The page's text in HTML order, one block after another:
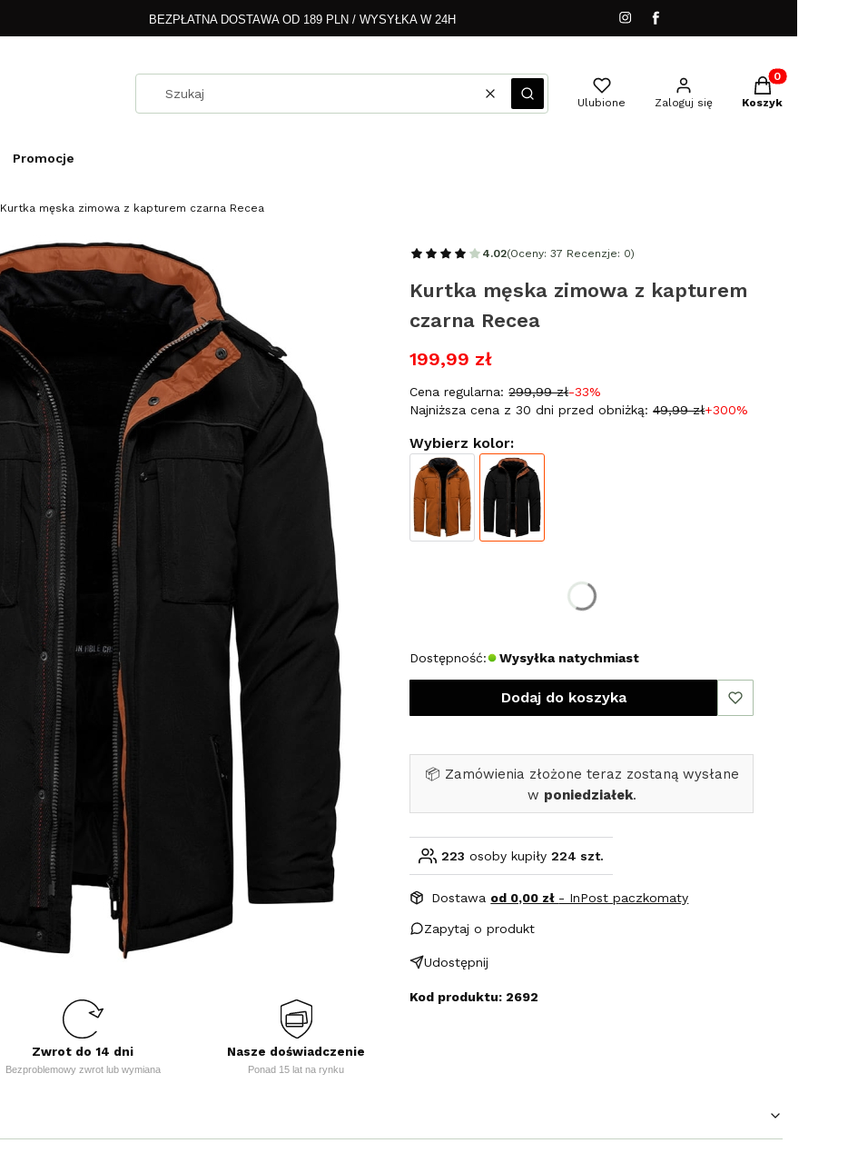
BEZPŁATNA DOSTAWA OD 189 PLN / WYSYŁKA W 24H
WyczyśćSzukaj Ulubione Zaloguj się
Produkty w
Koszyk
Promocje
Kurtka męska zimowa z kapturem czarna Recea
Zwrot do 14 dni
Bezproblemowy zwrot lub wymiana
Nasze doświadczenie
Ponad 15 lat na rynku
4.02(Oceny: 37 Recenzje: 0)
Kurtka męska zimowa z kapturem
czarna Recea
199,99 zł
Cena regularna: 299,99 zł-33%
Najniższa cena z 30 dni przed obniżką: 49,99 zł+300%
Wybierz kolor:
Dostępność: Wysyłka natychmiast
Dodaj do koszyka
📦 Zamówienia złożone teraz zostaną wysłane
w poniedziałek.
223 osoby kupiły224 szt.
Dostawa od 0,00 zł - InPost paczkomaty
Zapytaj o produkt
Udostępnij
Kod produktu: 2692